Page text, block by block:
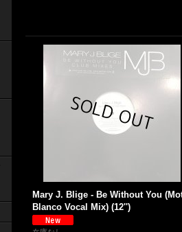
Mary J. Blige - Be Without You
Blanco Vocal Mix) (12'')